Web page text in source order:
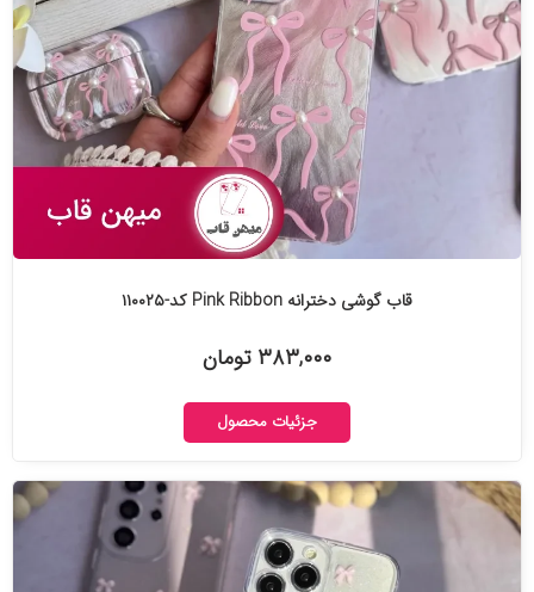
قاب گوشی دخترانه Pink Ribbon کد-۱۱۰۰۲۵
۳۸۳,۰۰۰ تومان
جزئیات محصول